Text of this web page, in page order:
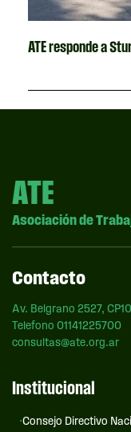
ATE responde a
ATE
Asociación de
Contacto
Av. Belgrano 2527,
Telefono 01141225700
consultas@ate.org.ar
Institucional
Consejo Directivo